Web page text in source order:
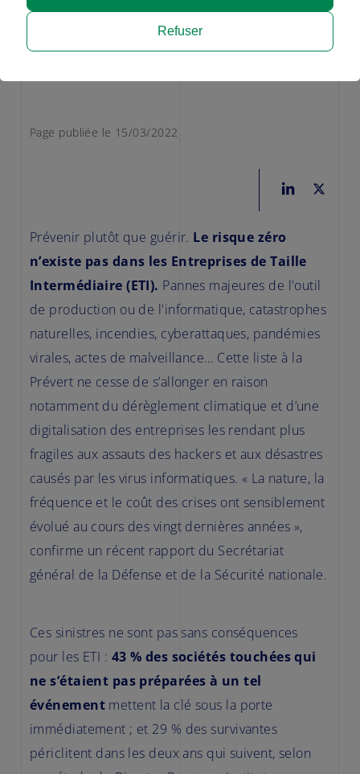
Page publiée le 15/03/2022
Prévenir plutôt que guérir. Le risque zéro
n’existe pas dans les Entreprises de Taille
Intermédiaire (ETI). Pannes majeures de l'outil
de production ou de l'informatique, catastrophes
naturelles, incendies, cyberattaques, pandémies
virales, actes de malveillance… Cette liste à la
Prévert ne cesse de s’allonger en raison
notamment du dérèglement climatique et d’une
digitalisation des entreprises les rendant plus
fragiles aux assauts des hackers et aux désastres
causés par les virus informatiques. « La nature, la
fréquence et le coût des crises ont sensiblement
évolué au cours des vingt dernières années »,
confirme un récent rapport du Secrétariat
général de la Défense et de la Sécurité nationale.
Ces sinistres ne sont pas sans conséquences
pour les ETI : 43 % des sociétés touchées qui
ne s’étaient pas préparées à un tel
événementmettent la clé sous la porte
immédiatement ; et 29 % des survivantes
périclitent dans les deux ans qui suivent, selon
Refuser